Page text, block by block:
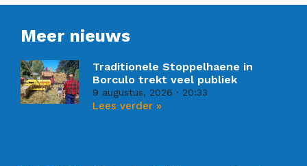
Meer nieuws
Traditionele Stoppelhaene in
Borculo trekt veel publiek
9 augustus, 2026 20:33
Lees verder »